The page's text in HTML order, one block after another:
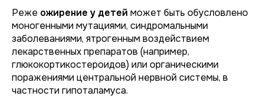
Реже ожирение у детей может быть обусловлено
моногенными мутациями, синдромальными
заболеваниями, ятрогенным воздействием
лекарственных препаратов (например,
глюкокортикостероидов) или органическими
поражениями центральной нервной системы, в
частности гипоталамуса.